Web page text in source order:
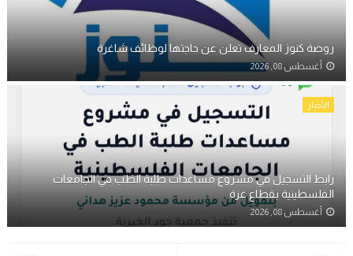
روضة كنوز المعارف تعلن عن حاجتها لوظائف شاغرة
أغسطس 08, 2026
الأخبار
رابط التسجيل في مشروع مساعدات طلبة الطب في الجامعات
الفلسطينية بقطاع غزة
أغسطس 08, 2026